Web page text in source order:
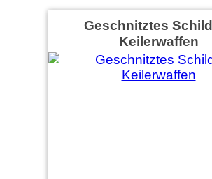
Geschnitztes
Keilerwaffen